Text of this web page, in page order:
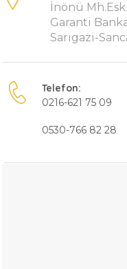
İnönü
Garanti
Sarıgazi-
Telefon:
0216-621 75 09
0530-766 82 28